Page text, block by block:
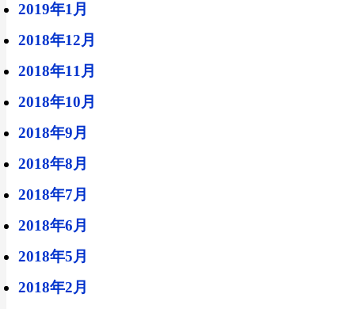
2019年1月
2018年12月
2018年11月
2018年10月
2018年9月
2018年8月
2018年7月
2018年6月
2018年5月
2018年2月